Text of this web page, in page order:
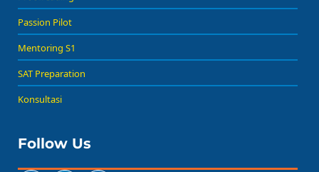
Passion Pilot
Mentoring S1
SAT Preparation
Konsultasi
Follow Us